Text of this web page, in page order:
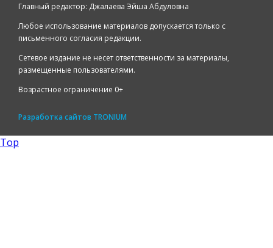
Главный редактор: Джалаева Эйша Абдуловна
Любое использование материалов допускается только с
письменного согласия редакции.
Сетевое издание не несет ответственности за материалы,
размещенные пользователями.
Возрастное ограничение 0+
Разработка сайтов TRONIUM
Top